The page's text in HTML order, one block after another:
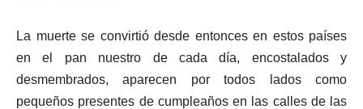
La muerte se convirtió desde entonces en estos países
en el pan nuestro de cada día, encostalados y
desmembrados, aparecen por todos lados como
pequeños presentes de cumpleaños en las calles de las